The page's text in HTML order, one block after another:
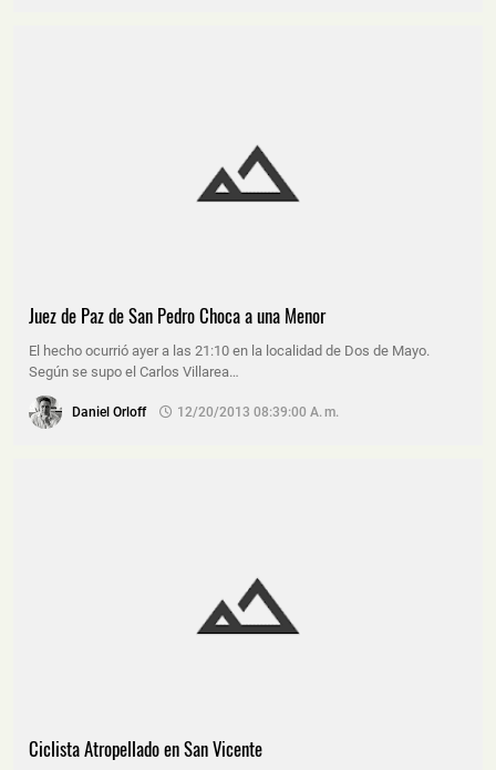
Juez de Paz de San Pedro Choca a una Menor
El hecho ocurrió ayer a las 21:10 en la localidad de Dos de Mayo.
Según se supo el Carlos Villarea…
Daniel Orloff 12/20/2013 08:39:00 A. M.
Ciclista Atropellado en San Vicente